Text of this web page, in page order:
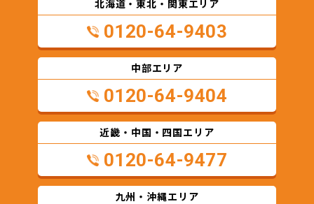
北海道・東北・関東エリア
0120-64-9403
中部エリア
0120-64-9404
近畿・中国・四国エリア
0120-64-9477
九州・沖縄エリア